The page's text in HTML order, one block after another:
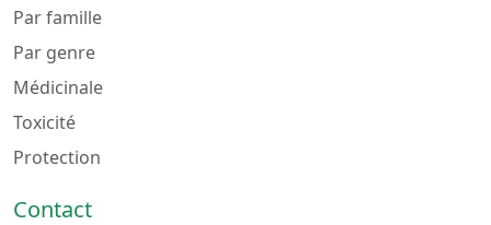
Par famille
Par genre
Médicinale
Toxicité
Protection
Contact